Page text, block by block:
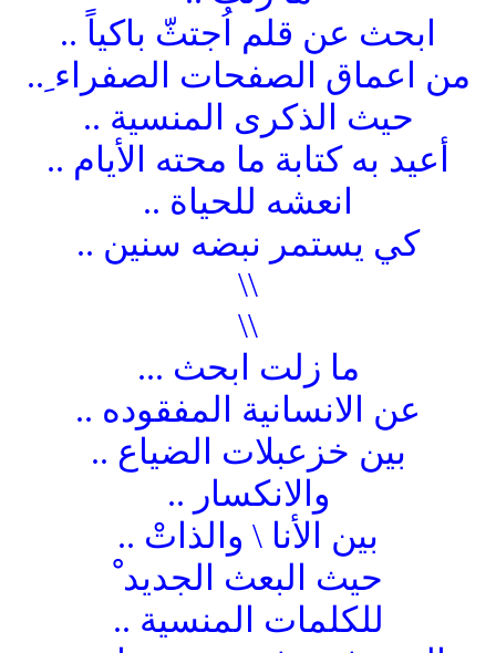
ابحث عن قلم اُجتثّ باكياً ..
من اعماق الصفحات الصفراء ِ..
حيث الذكرى المنسية ..
أعيد به كتابة ما محته الأيام ..
انعشه للحياة ..
كي يستمر نبضه سنين ..
\\
\\
ما زلت ابحث ...
عن الانسانية المفقوده ..
بين خزعبلات الضياع ..
والانكسار ..
بين الأنا \ والذاتْ ..
حيث البعث الجديد ْ
للكلمات المنسية ..